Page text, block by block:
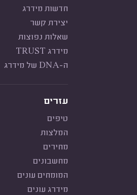
חדשות מידרג
יצירת קשר
שאלות נפוצות
מידרג TRUST
ה-DNA של מידרג
עזרים
טיפים
המלצות
מחירים
מחשבונים
המומחים עונים
מידרג עונים